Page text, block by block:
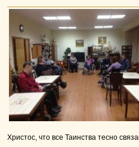
Христос, что все Таинства тесно